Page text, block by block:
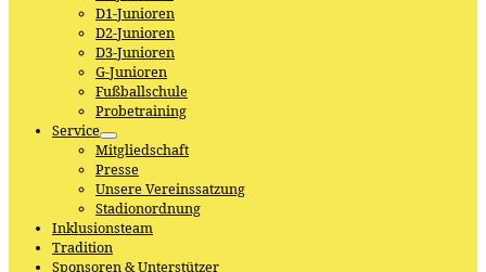
D1-Junioren
D2-Junioren
D3-Junioren
G-Junioren
Fußballschule
Probetraining
Service
Mitgliedschaft
Presse
Unsere Vereinssatzung
Stadionordnung
Inklusionsteam
Tradition
Sponsoren & Unterstützer